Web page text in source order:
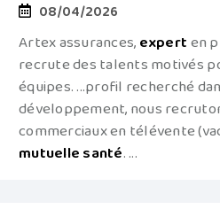
08/04/2026
Artex assurances,experten
recrute des talents motivés
équipes. ...profil recherché
développement, nous
commerciaux en télévente
mutuellesanté. ...